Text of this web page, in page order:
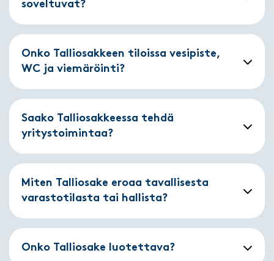
soveltuvat?
Onko Talliosakkeen tiloissa vesipiste,
WC ja viemäröinti?
Saako Talliosakkeessa tehdä
yritystoimintaa?
Miten Talliosake eroaa tavallisesta
varastotilasta tai hallista?
Onko Talliosake luotettava?